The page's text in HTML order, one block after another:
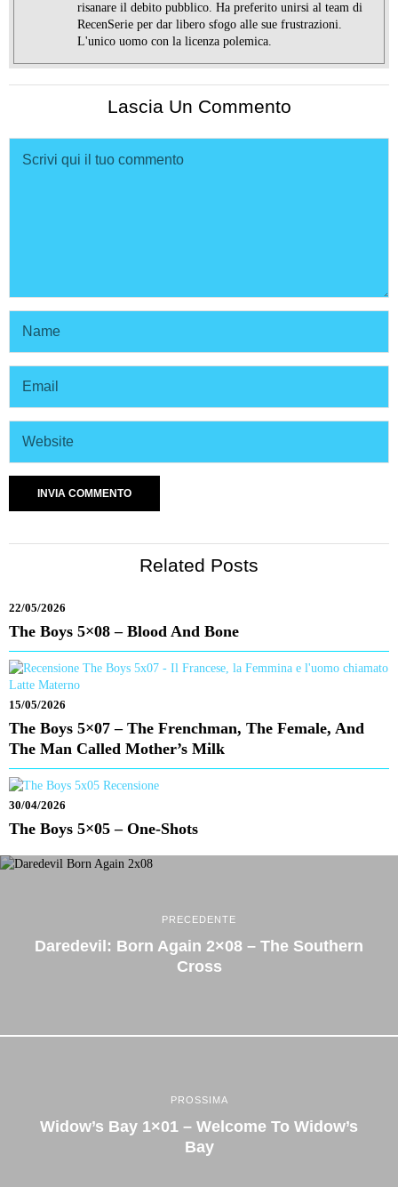
risanare il debito pubblico. Ha preferito unirsi al team di
RecenSerie per dar libero sfogo alle sue frustrazioni.
L'unico uomo con la licenza polemica.
Lascia Un Commento
Related Posts
22/05/2026
The Boys 5×08 – Blood And Bone
15/05/2026
The Boys 5×07 – The Frenchman, The Female, And
The Man Called Mother’s Milk
30/04/2026
The Boys 5×05 – One-Shots
PRECEDENTE
Daredevil: Born Again 2×08 – The Southern
Cross
PROSSIMA
Widow’s Bay 1×01 – Welcome To Widow’s
Bay